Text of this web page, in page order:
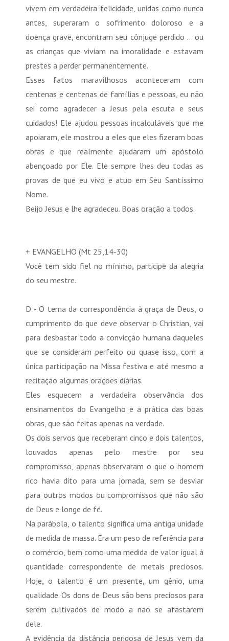
vivem em verdadeira felicidade, unidas como nunca
antes, superaram o sofrimento doloroso e a
doença grave, encontram seu cônjuge perdido ... ou
as crianças que viviam na imoralidade e estavam
prestes a perder permanentemente.
Esses fatos maravilhosos aconteceram com
centenas e centenas de famílias e pessoas, eu não
sei como agradecer a Jesus pela escuta e seus
cuidados! Ele ajudou pessoas incalculáveis que me
apoiaram, ele mostrou a eles que eles fizeram boas
obras e que realmente ajudaram um apóstolo
abençoado por Ele. Ele sempre lhes deu todas as
provas de que eu vivo e atuo em Seu Santíssimo
Nome.
Beijo Jesus e lhe agradeceu. Boas oração a todos.
+ EVANGELHO (Mt 25,14-30)
Você tem sido fiel no mínimo, participe da alegria
do seu mestre.
D - O tema da correspondência à graça de Deus, o
cumprimento do que deve observar o Christian, vai
para desbastar todo a convicção humana daqueles
que se consideram perfeito ou quase isso, com a
única participação na Missa festiva e até mesmo a
recitação algumas orações diárias.
Eles esquecem a verdadeira observância dos
ensinamentos do Evangelho e a prática das boas
obras, que são feitas apenas na verdade.
Os dois servos que receberam cinco e dois talentos,
louvados apenas pelo mestre por seu
compromisso, apenas observaram o que o homem
rico havia dito para uma jornada, sem se desviar
para outros modos ou compromissos que não são
de Deus e longe de fé.
Na parábola, o talento significa uma antiga unidade
de medida de massa. Era um peso de referência para
o comércio, bem como uma medida de valor igual à
quantidade correspondente de metais preciosos.
Hoje, o talento é um presente, um gênio, uma
qualidade. Os dons de Deus são bens preciosos para
serem cultivados de modo a não se afastarem
dele.
A evidência da distância perigosa de Jesus vem da